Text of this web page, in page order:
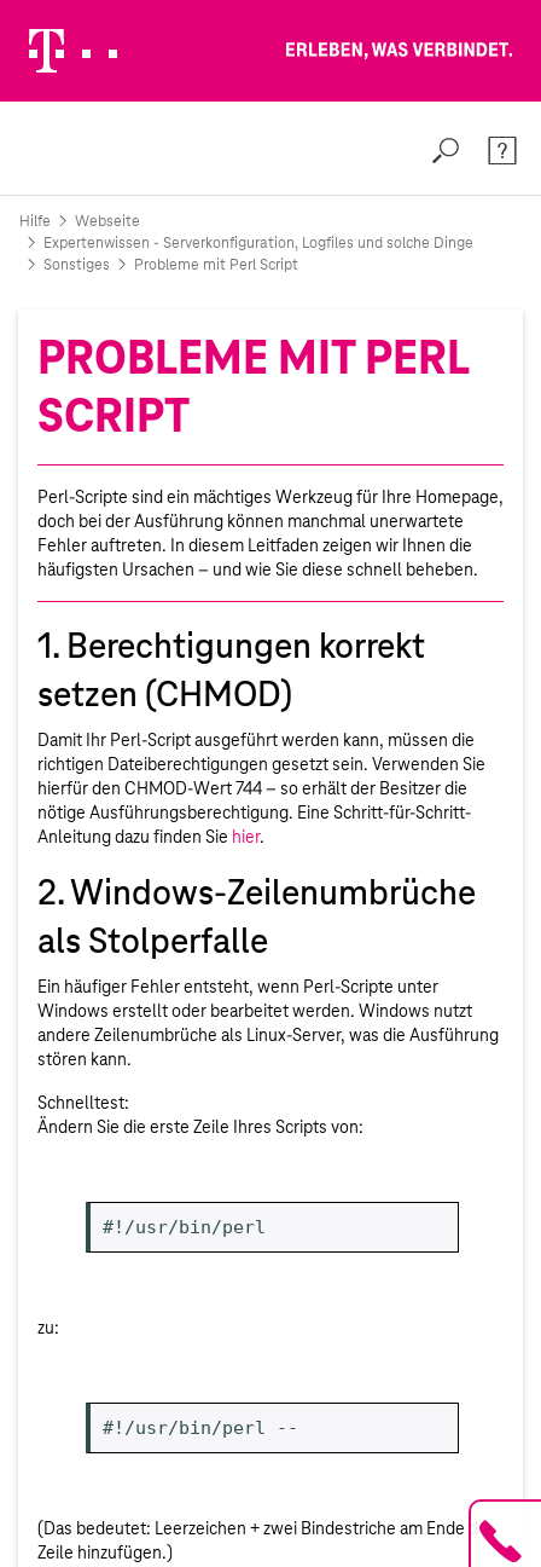
Suche
Hilfe
Webseite
Expertenwissen - Serverkonfiguration, Logfiles und solche Dinge
Sonstiges
Probleme mit Perl Script
PROBLEME MIT PERL
SCRIPT
Perl-Scripte sind ein mächtiges Werkzeug für Ihre Homepage,
doch bei der Ausführung können manchmal unerwartete
Fehler auftreten. In diesem Leitfaden zeigen wir Ihnen die
häufigsten Ursachen – und wie Sie diese schnell beheben.
1. Berechtigungen korrekt
setzen (CHMOD)
Damit Ihr Perl-Script ausgeführt werden kann, müssen die
richtigen Dateiberechtigungen gesetzt sein. Verwenden Sie
hierfür den CHMOD-Wert 744 – so erhält der Besitzer die
nötige Ausführungsberechtigung. Eine Schritt-für-Schritt-
Anleitung dazu finden Sie hier.
2. Windows-Zeilenumbrüche
als Stolperfalle
Ein häufiger Fehler entsteht, wenn Perl-Scripte unter
Windows erstellt oder bearbeitet werden. Windows nutzt
andere Zeilenumbrüche als Linux-Server, was die Ausführung
stören kann.
Schnelltest:
Ändern Sie die erste Zeile Ihres Scripts von:
#!/usr/bin/perl
zu:
#!/usr/bin/perl --
(Das bedeutet: Leerzeichen + zwei Bindestriche am Ende der
Zeile hinzufügen.)